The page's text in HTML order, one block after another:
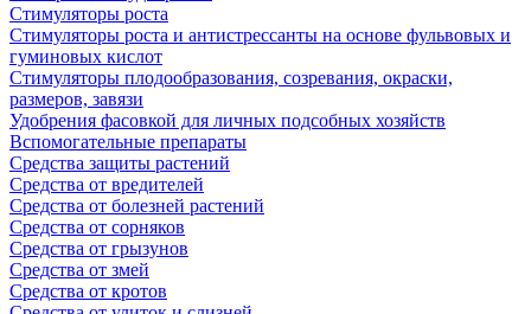
Стимуляторы роста
Стимуляторы роста и антистрессанты на основе фульвовых и
гуминовых кислот
Стимуляторы плодообразования, созревания, окраски,
размеров, завязи
Удобрения фасовкой для личных подсобных хозяйств
Вспомогательные препараты
Средства защиты растений
Средства от вредителей
Средства от болезней растений
Средства от сорняков
Средства от грызунов
Средства от змей
Средства от кротов